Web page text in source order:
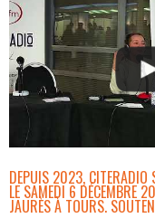
DEPUIS 2023, CITERADIO
LE SAMEDI 6 DÉCEMBRE
JAURÈS À TOURS.